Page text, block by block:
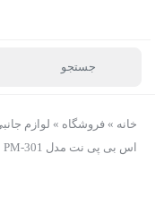
خانه » فروشگاه » لوازم
اس بی پی نت مدل PM-301 مناسب برای پاور بانک